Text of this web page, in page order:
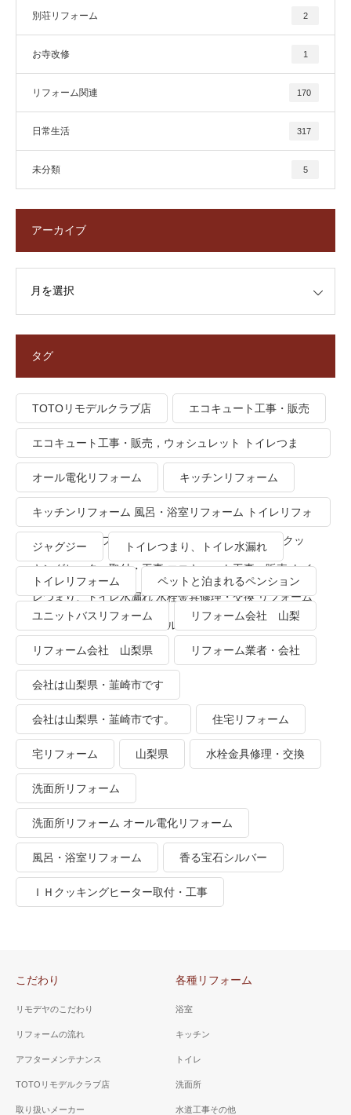
別荘リフォーム 2
お寺改修 1
リフォーム関連 170
日常生活 317
未分類 5
アーカイブ
タグ
TOTOリモデルクラブ店 エコキュート工事・販売
エコキュート工事・販売，ウォシュレット トイレつま
り、トイレ水漏れ
オール電化リフォーム キッチンリフォーム
キッチンリフォーム 風呂・浴室リフォーム トイレリフォ
ーム 洗面所リフォーム オール電化リフォーム ＩＨクッ
キングヒーター取付・工事 エコキュート工事・販売 トイ
レつまり、トイレ水漏れ 水栓金具修理・交換 リフォーム
業者・会社 ＴＯＴＯリモデルクラブ
ジャグジー トイレつまり、トイレ水漏れ
トイレリフォーム ペットと泊まれるペンション
ユニットバスリフォーム リフォーム会社 山梨
リフォーム会社 山梨県 リフォーム業者・会社
会社は山梨県・韮崎市です
会社は山梨県・韮崎市です。 住宅リフォーム
宅リフォーム 山梨県 水栓金具修理・交換
洗面所リフォーム
洗面所リフォーム オール電化リフォーム
風呂・浴室リフォーム 香る宝石シルバー
ＩＨクッキングヒーター取付・工事
こだわり
リモデヤのこだわり
リフォームの流れ
アフターメンテナンス
TOTOリモデルクラブ店
取り扱いメーカー
各種リフォーム
浴室
キッチン
トイレ
洗面所
水道工事その他